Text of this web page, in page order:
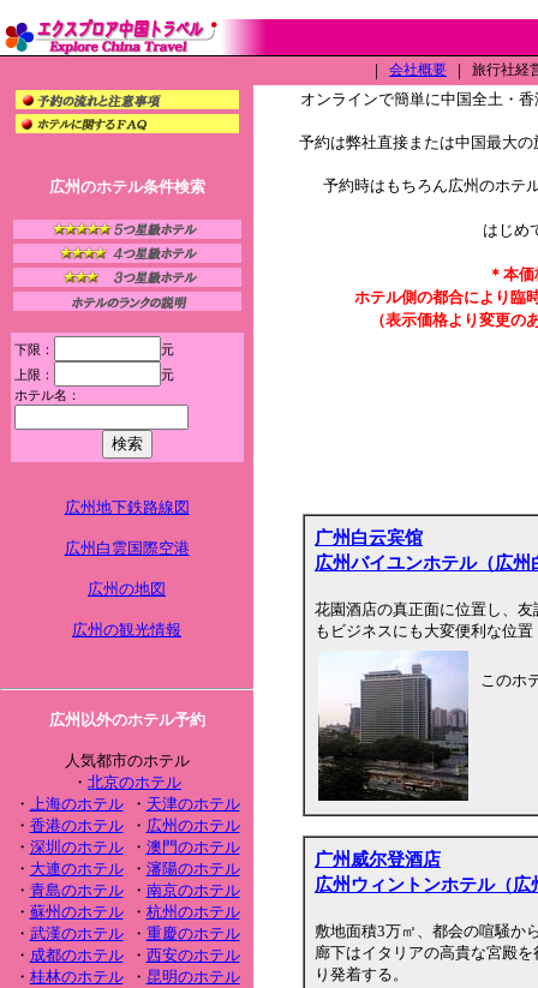
｜ 会社概要 ｜ 旅行社経
広州のホテル条件検索
下限：
元
上限：
元
ホテル名：
広州地下鉄路線図
広州白雲国際空港
広州の地図
広州の観光情報
広州以外のホテル予約
人気都市のホテル
・ 北京のホテル
・ 上海のホテル・ 天津のホテル
・ 香港のホテル・ 広州のホテル
・ 深圳のホテル・ 澳門のホテル
・ 大連のホテル・ 瀋陽のホテル
・ 青島のホテル・ 南京のホテル
・ 蘇州のホテル・ 杭州のホテル
・ 武漢のホテル・ 重慶のホテル
・ 成都のホテル・ 西安のホテル
・ 桂林のホテル・ 昆明のホテル
オンラインで簡単に中国全土・
予約は弊社直接または中国最大
予約時はもちろん広州のホテ
はじめ
＊本
ホテル側の都合により臨
（表示価格より変更
广州白云宾馆
広州バイユンホテル（広州
花園酒店の真正面に位置し、
もビジネスにも大変便利な位置
このホ
广州威尔登酒店
広州ウィントンホテル（広
敷地面積3万㎡、都会の喧騒か
廊下はイタリアの高貴な宮殿
り発着する。